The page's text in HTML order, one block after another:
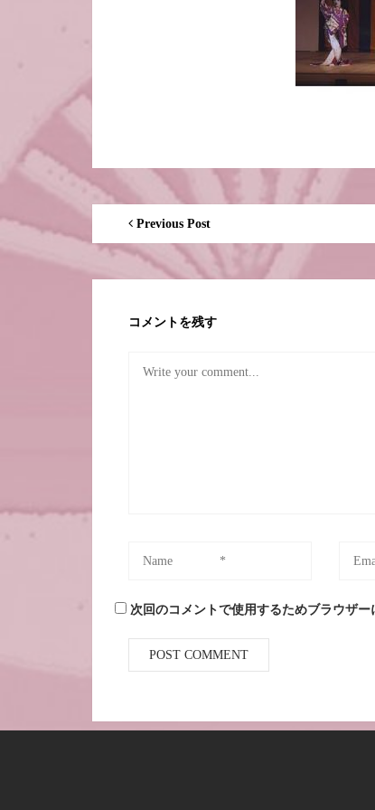
Previous Post
コメントを残す
次回のコメントで使用するためブラウザ